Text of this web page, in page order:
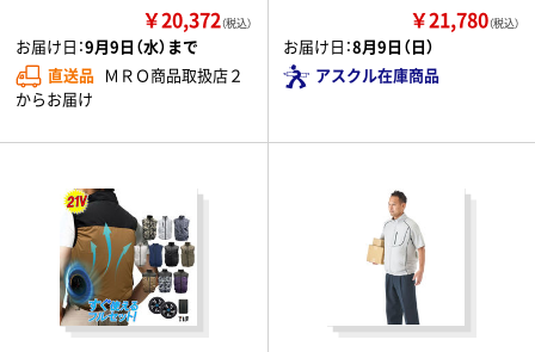
￥20,372（税込）
お届け日：9月9日（水）まで
直送品 ＭＲＯ商品取扱店２
からお届け
￥21,780（税込）
お届け日：8月9日（日）
アスクル在庫商品